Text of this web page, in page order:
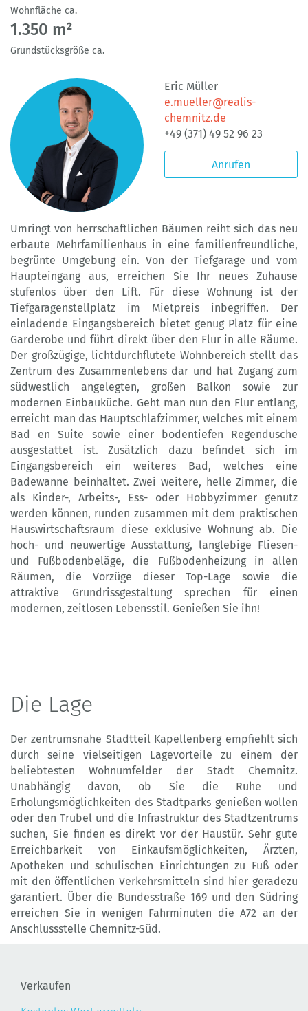
Wohnfläche ca.
1.350 m²
Grundstücksgröße ca.
Eric Müller
e.mueller@realis-
chemnitz.de
+49 (371) 49 52 96 23
Anrufen
Umringt von herrschaftlichen Bäumen reiht sich das neu
erbaute Mehrfamilienhaus in eine familienfreundliche,
begrünte Umgebung ein. Von der Tiefgarage und vom
Haupteingang aus, erreichen Sie Ihr neues Zuhause
stufenlos über den Lift. Für diese Wohnung ist der
Tiefgaragenstellplatz im Mietpreis inbegriffen. Der
einladende Eingangsbereich bietet genug Platz für eine
Garderobe und führt direkt über den Flur in alle Räume.
Der großzügige, lichtdurchflutete Wohnbereich stellt das
Zentrum des Zusammenlebens dar und hat Zugang zum
südwestlich angelegten, großen Balkon sowie zur
modernen Einbauküche. Geht man nun den Flur entlang,
erreicht man das Hauptschlafzimmer, welches mit einem
Bad en Suite sowie einer bodentiefen Regendusche
ausgestattet ist. Zusätzlich dazu befindet sich im
Eingangsbereich ein weiteres Bad, welches eine
Badewanne beinhaltet. Zwei weitere, helle Zimmer, die
als Kinder-, Arbeits-, Ess- oder Hobbyzimmer genutz
werden können, runden zusammen mit dem praktischen
Hauswirtschaftsraum diese exklusive Wohnung ab. Die
hoch- und neuwertige Ausstattung, langlebige Fliesen-
und Fußbodenbeläge, die Fußbodenheizung in allen
Räumen, die Vorzüge dieser Top-Lage sowie die
attraktive Grundrissgestaltung sprechen für einen
modernen, zeitlosen Lebensstil. Genießen Sie ihn!
Die Lage
Der zentrumsnahe Stadtteil Kapellenberg empfiehlt sich
durch seine vielseitigen Lagevorteile zu einem der
beliebtesten Wohnumfelder der Stadt Chemnitz.
Unabhängig davon, ob Sie die Ruhe und
Erholungsmöglichkeiten des Stadtparks genießen wollen
oder den Trubel und die Infrastruktur des Stadtzentrums
suchen, Sie finden es direkt vor der Haustür. Sehr gute
Erreichbarkeit von Einkaufsmöglichkeiten, Ärzten,
Apotheken und schulischen Einrichtungen zu Fuß oder
mit den öffentlichen Verkehrsmitteln sind hier geradezu
garantiert. Über die Bundesstraße 169 und den Südring
erreichen Sie in wenigen Fahrminuten die A72 an der
Anschlussstelle Chemnitz-Süd.
Verkaufen